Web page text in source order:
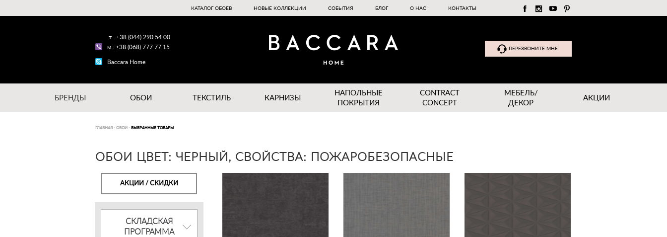
КАТАЛОГ ОБОЕВ НОВЫЕ КОЛЛЕКЦИИ СОБЫТИЯ БЛОГ О НАС КОНТАКТЫ
т.: +38 (044) 290 54 00
м.: +38 (068) 777 77 15
Baccara Home
ПЕРЕЗВОНИТЕ МНЕ
БРЕНДЫ ОБОИ ТЕКСТИЛЬ КАРНИЗЫ
НАПОЛЬНЫЕ
ПОКРЫТИЯ
CONTRACT
CONCEPT
МЕБЕЛЬ/
ДЕКОР
АКЦИИ
ГЛАВНАЯ - ОБОИ - ВЫБРАННЫЕ ТОВАРЫ
ОБОИ ЦВЕТ: ЧЕРНЫЙ, СВОЙСТВА: ПОЖАРОБЕЗОПАСНЫЕ
АКЦИИ / СКИДКИ
СКЛАДСКАЯ
ПРОГРАММА